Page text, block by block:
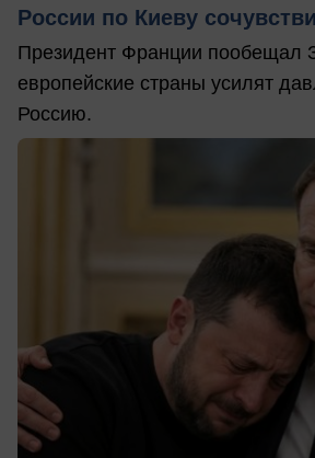
России по Киеву
Президент Франции пообещал
европейские страны усилят
Россию.